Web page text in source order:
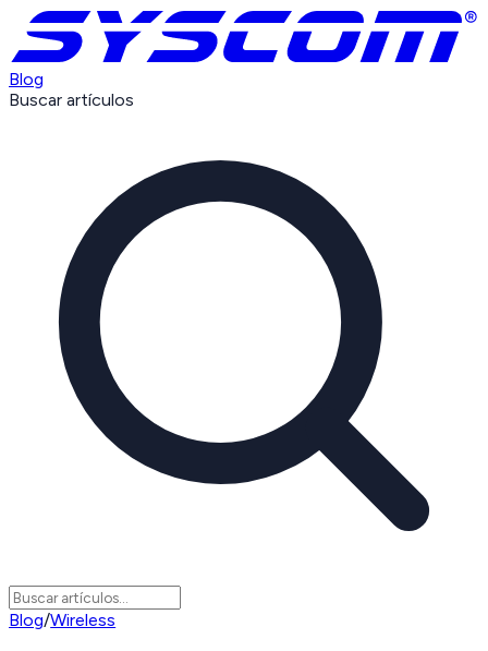
Blog
Buscar artículos
Blog/Wireless